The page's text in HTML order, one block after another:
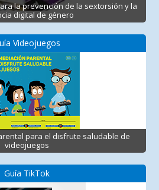
la prevención de la sextorsión y la
digital de género
Videojuegos
para el disfrute saludable de
videojuegos
Guía TikTok